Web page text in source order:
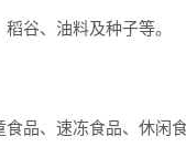
谷、油料及种子等。
品、速冻食品、休闲